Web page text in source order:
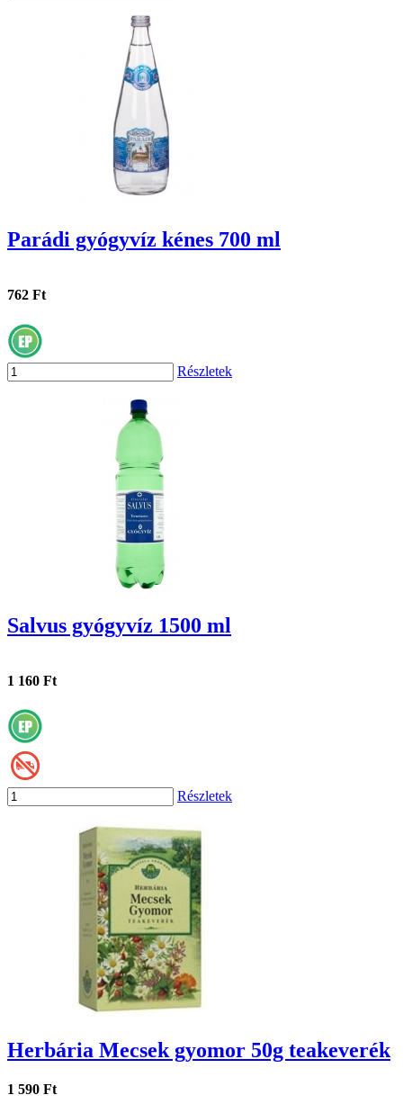
Parádi gyógyvíz kénes 700 ml
762 Ft
Részletek
Salvus gyógyvíz 1500 ml
1 160 Ft
Részletek
Herbária Mecsek gyomor 50g teakeverék
1 590 Ft